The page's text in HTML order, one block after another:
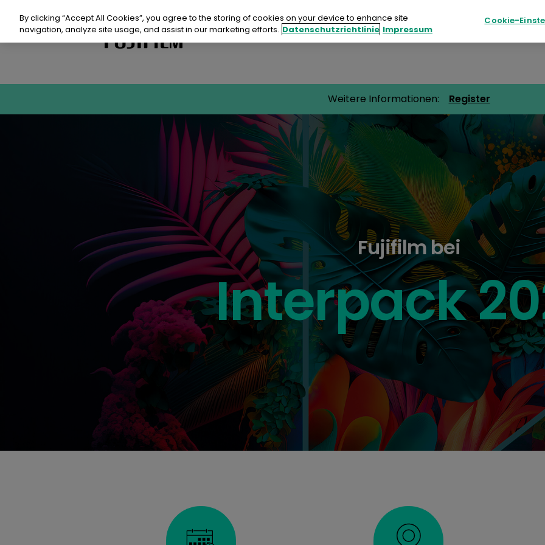
Inhalt
springen
Produkte Nachhaltigkeit Ressourcen
Weitere Informationen: Register
Nachhaltigkeit
Ressourcen
Veranstaltungen
Kontakt
Inkassodienste
Fujifilm bei
Interpack
By clicking “Accept All Cookies”, you agree to the storing of cookies on your device to enhance site
navigation, analyze site usage, and assist in our marketing efforts. Datenschutzrichtlinie Impressum
Cookie-